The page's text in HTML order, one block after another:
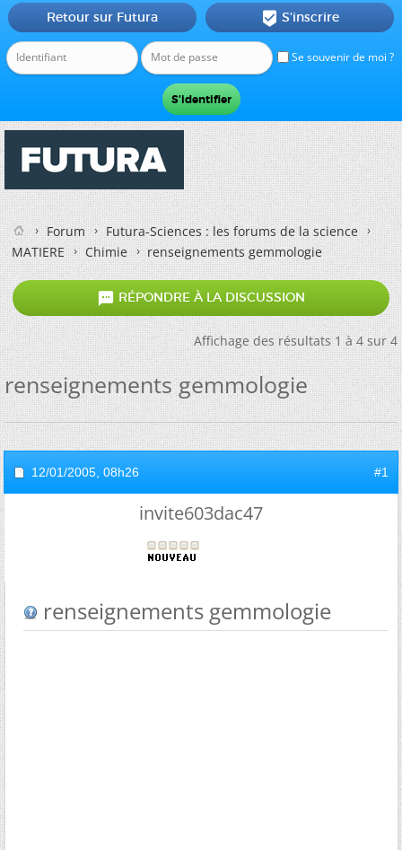
Se souvenir de moi ?
Retour sur Futura  S'inscrire
Forum
Futura-Sciences : les forums de la science
MATIERE
Chimie renseignements gemmologie
 RÉPONDRE À LA DISCUSSION
Affichage des résultats 1 à 4 sur 4
renseignements gemmologie
12/01/2005, 08h26 #1
invite603dac47
renseignements gemmologie